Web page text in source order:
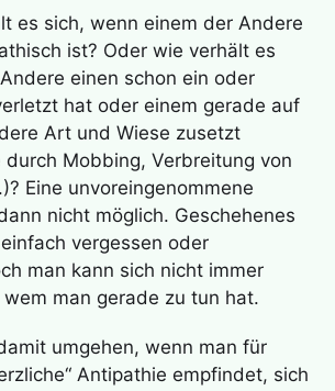
es sich, wenn einem der Andere
ist? Oder wie verhält es
einen schon ein oder
hat oder einem gerade auf
Art und Wiese zusetzt
durch Mobbing, Verbreitung von
Eine unvoreingenommene
nicht möglich. Geschehenes
vergessen oder
man kann sich nicht immer
man gerade zu tun hat.
umgehen, wenn man für
Antipathie empfindet, sich